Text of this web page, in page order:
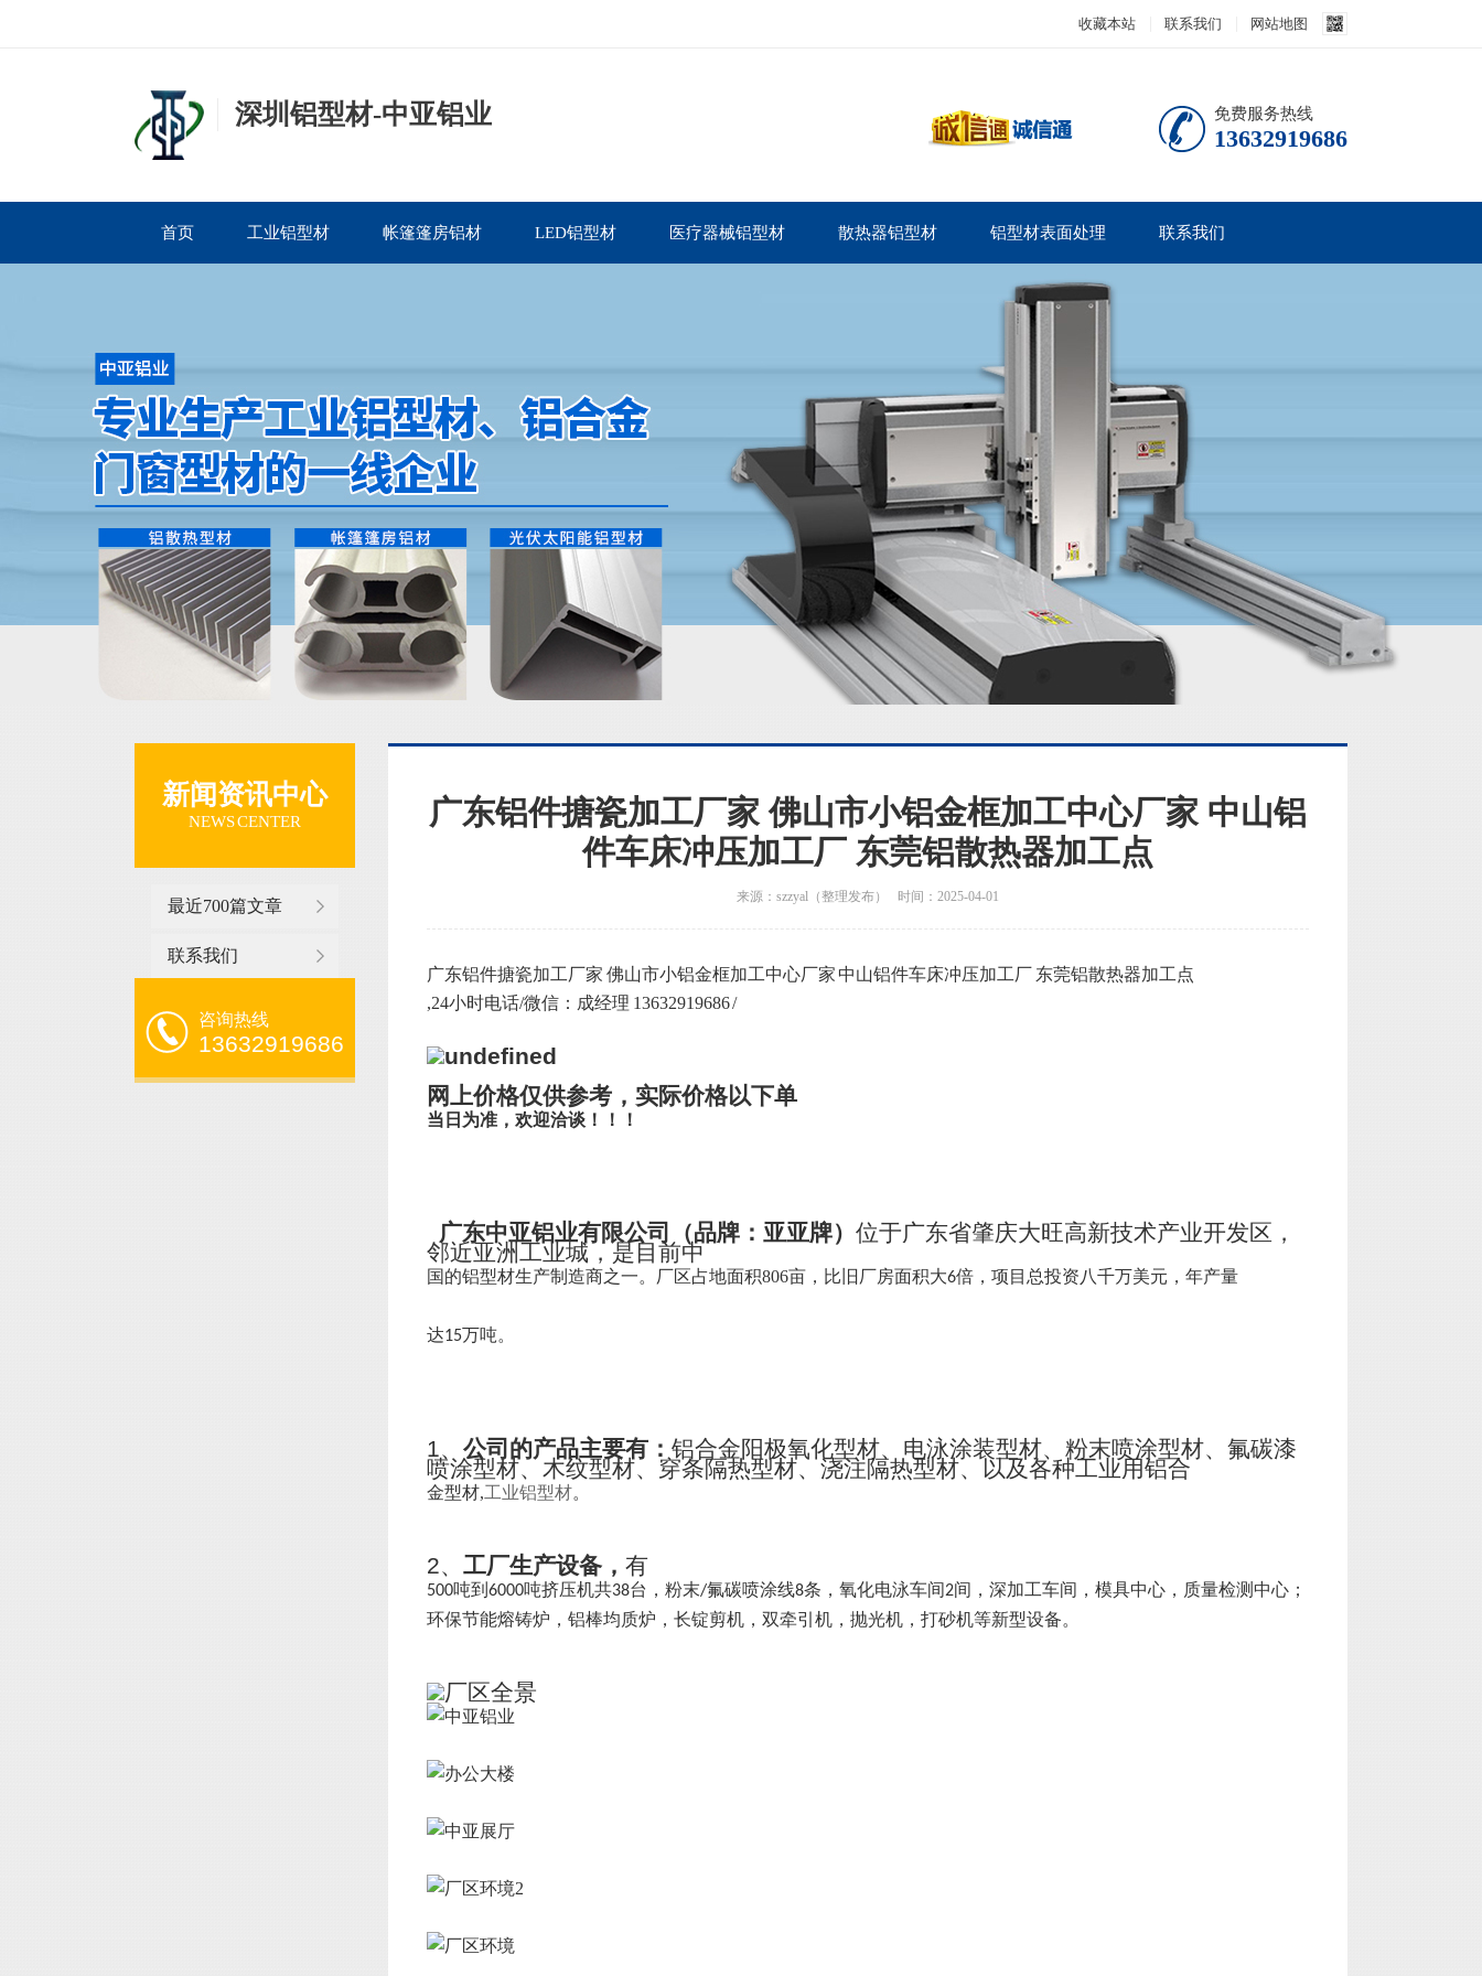
收藏本站 联系我们 网站地图
深圳铝型材-中亚铝业 免费服务热线
13632919686
首页 工业铝型材 帐篷篷房铝材 LED铝型材 医疗器械铝型材 散热器铝型材 铝型材表面处理 联系我们
新闻资讯中心
NEWS CENTER
最近700篇文章
联系我们
咨询热线
13632919686
广东铝件搪瓷加工厂家 佛山市小铝金框加工中心厂家 中山铝
件车床冲压加工厂 东莞铝散热器加工点
来源：szzyal（整理发布） 时间：2025-04-01
广东铝件搪瓷加工厂家 佛山市小铝金框加工中心厂家 中山铝件车床冲压加工厂 东莞铝散热器加工点
,24小时电话/微信：成经理 13632919686 /
网上价格仅供参考，实际价格以下单
当日为准，欢迎洽谈！！！
广东中亚铝业有限公司 （品牌：亚亚牌） 位于广东省肇庆大旺高新技术产业开发区，
邻近亚洲工业城，是目前中
国的铝型材生产制造商之一。 厂区占地面积806亩，比旧厂房面积大6倍，项目总投资八千万美元，年产量
达15万吨。
1、 公司的产品主要有： 铝合金阳极氧化型材、电泳涂装型材、粉末喷涂型材、氟碳漆
喷涂型材、木纹型材、穿条隔热型材、浇注隔热型材、以及各种工业用铝合
金型材,工业铝型材。
2、 工厂生产设备， 有
500吨到 6000吨挤压机共38台，粉末/氟碳喷涂线8条，氧化电泳车间2间，深加工车间，模具中心，质量检测中心；
环保节能熔铸炉，铝棒均质炉，长锭剪机，双牵引机，抛光机，打砂机等新型设备。